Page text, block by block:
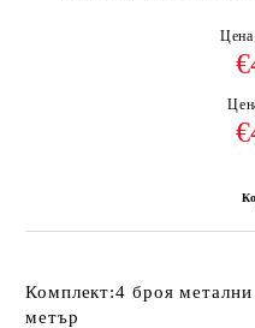
Комплект:4 броя
метър